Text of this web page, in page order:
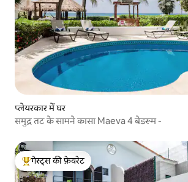
प्लेयरकार में घर
समुद्र तट के सामने कासा Maeva 4 बेडरूम -
गेस्ट्स का टॉप फ़ेवरेट
गेस्ट्स की फ़ेवरेट